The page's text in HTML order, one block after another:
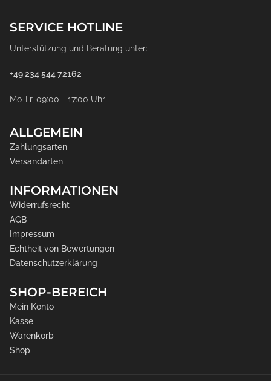
SERVICE HOTLINE
Unterstützung und Beratung unter:
+49 234 544 72162
Mo-Fr, 09:00 - 17:00 Uhr
ALLGEMEIN
Zahlungsarten
Versandarten
INFORMATIONEN
Widerrufsrecht
AGB
Impressum
Echtheit von Bewertungen
Datenschutzerklärung
SHOP-BEREICH
Mein Konto
Kasse
Warenkorb
Shop